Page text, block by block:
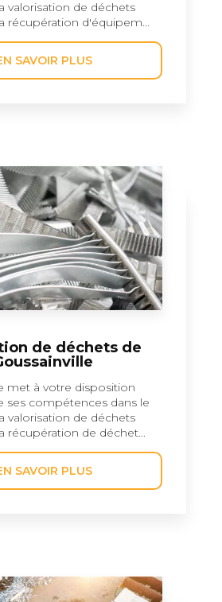
valorisation de déchets
récupération d'équipem...
SAVOIR PLUS
de déchets de
met à votre disposition
ses compétences dans le
valorisation de déchets
récupération de déchet...
SAVOIR PLUS